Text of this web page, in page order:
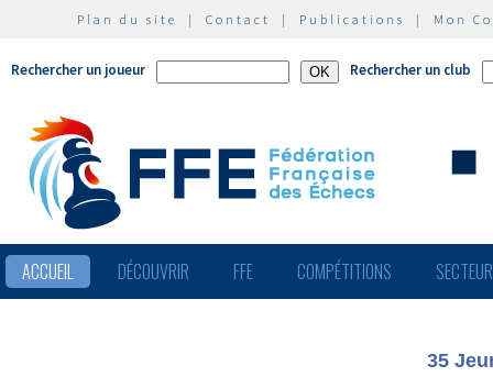
Plan du site | Contact | Publications | Mon
Rechercher un joueur Rechercher un club
ACCUEIL DÉCOUVRIR FFE COMPÉTITIONS
35